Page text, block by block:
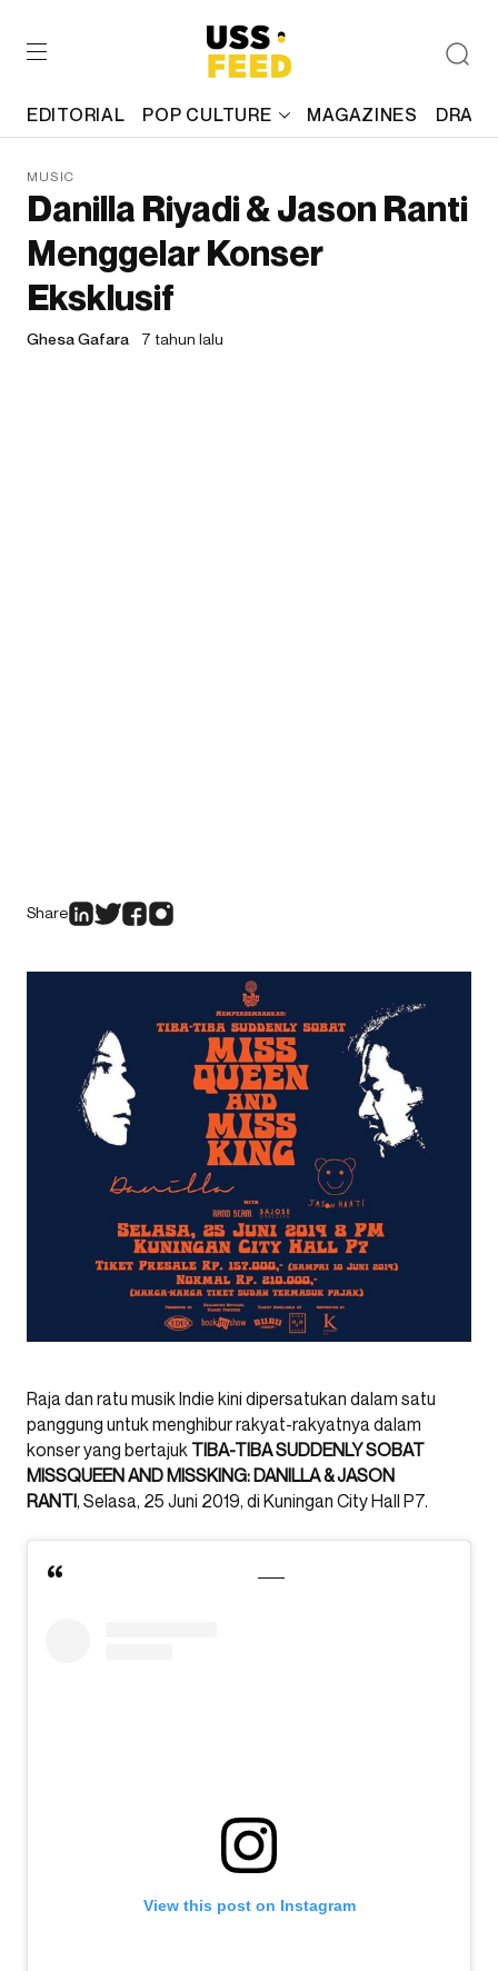
EDITORIAL POP CULTURE MAGAZINES
MUSIC
Danilla Riyadi & Jason Ranti
Menggelar Konser
Eksklusif
Ghesa Gafara 7 tahun lalu
Share
Raja dan ratu musik Indie kini dipersatukan dalam satu
panggung untuk menghibur rakyat-rakyatnya dalam
konser yang bertajuk TIBA-TIBA SUDDENLY SOBAT
MISSQUEEN AND MISSKING: DANILLA & JASON
RANTI, Selasa, 25 Juni 2019, di Kuningan City Hall P7.
View this post on Instagram